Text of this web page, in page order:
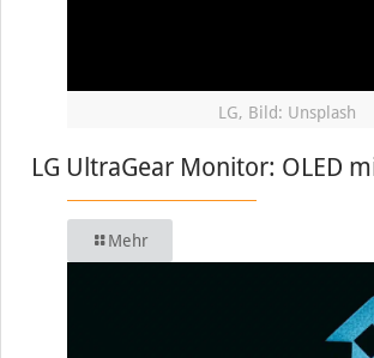
LG, Bild: Unsplash
LG UltraGear Monitor: OLED
Mehr